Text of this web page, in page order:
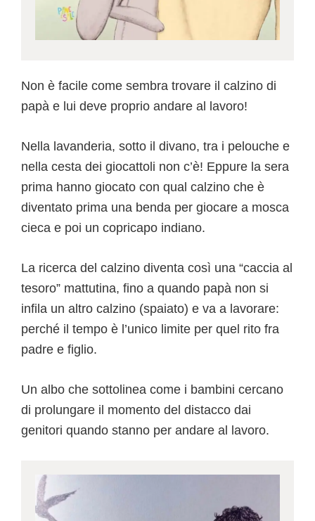
Non è facile come sembra trovare il calzino di
papà e lui deve proprio andare al lavoro!
Nella lavanderia, sotto il divano, tra i pelouche e
nella cesta dei giocattoli non c’è! Eppure la sera
prima hanno giocato con qual calzino che è
diventato prima una benda per giocare a mosca
cieca e poi un copricapo indiano.
La ricerca del calzino diventa così una “caccia al
tesoro” mattutina, fino a quando papà non si
infila un altro calzino (spaiato) e va a lavorare:
perché il tempo è l’unico limite per quel rito fra
padre e figlio.
Un albo che sottolinea come i bambini cercano
di prolungare il momento del distacco dai
genitori quando stanno per andare al lavoro.